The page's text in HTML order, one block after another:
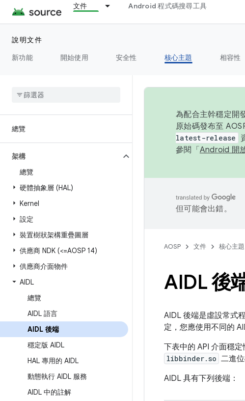
文件 Android 程式碼搜尋工具
說明文件
新功能
開始使用 安全性 核心主題 相容性
總覽
架構
總覽
硬體抽象層 (HAL)
Kernel
設定
裝置樹狀架構重疊圖層
供應商 NDK (<=AOSP 14)
供應商介面物件
AIDL
總覽
AIDL 語言
AIDL 後端
穩定版 AIDL
HAL 專用的 AIDL
動態執行 AIDL 服務
AIDL 中的註解
為配合主幹穩定開
原始碼發布至
latest-release
參閱「 Android 開
但可能會出錯。
AOSP 文件 核心主題
AIDL 後
AIDL 後端是虛設常式
定，您應使用不同的
下表中的 API 介面穩
libbinder.so 二進位
AIDL 具有下列後端：